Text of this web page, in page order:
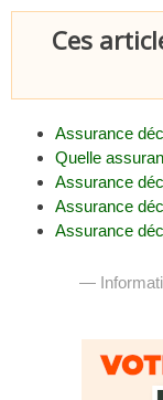
Ces
Assurance
Quelle
Assurance
Assurance
Assurance
—